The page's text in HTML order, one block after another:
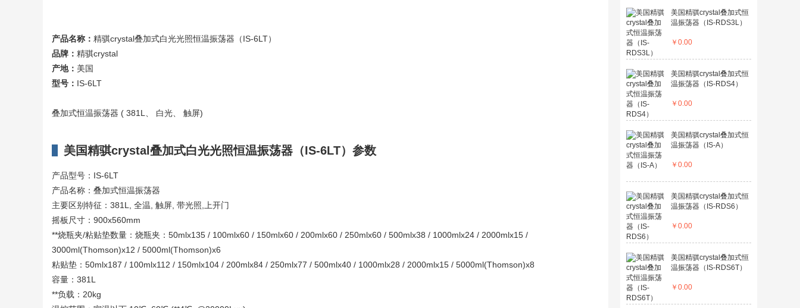
产品名称： 精骐crystal叠加式白光光照恒温振荡器（IS-6LT）
品牌： 精骐crystal
产地： 美国
型号： IS-6LT
叠加式恒温振荡器 ( 381L、 白光、 触屏)
美国精骐crystal叠加式白光光照恒温振荡器（IS-6LT）参数
产品型号：IS-6LT
产品名称：叠加式恒温振荡器
主要区别特征：381L, 全温, 触屏, 带光照,上开门
摇板尺寸：900x560mm
**烧瓶夹/粘贴垫数量：烧瓶夹：50mlx135 / 100mlx60 / 150mlx60 / 200mlx60 / 250mlx60 / 500mlx38 / 1000mlx24 / 2000mlx15 /
3000ml(Thomson)x12 / 5000ml(Thomson)x6
粘贴垫：50mlx187 / 100mlx112 / 150mlx104 / 200mlx84 / 250mlx77 / 500mlx40 / 1000mlx28 / 2000mlx15 / 5000ml(Thomson)x8
容量：381L
**负载：20kg
美国精骐crystal叠加式恒
温振荡器（IS-RDS3L）
￥ 0.00
美国精骐crystal叠加式恒
温振荡器（IS-RDS4）
￥ 0.00
美国精骐crystal叠加式恒
温振荡器（IS-A）
￥ 0.00
美国精骐crystal叠加式恒
温振荡器（IS-RDS6）
￥ 0.00
美国精骐crystal叠加式恒
温振荡器（IS-RDS6T）
￥ 0.00